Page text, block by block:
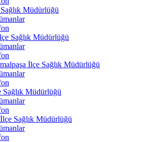
Müdürlüğü
Sağlık Müdürlüğü
İlçe Sağlık Müdürlüğü
Müdürlüğü
Sağlık Müdürlüğü